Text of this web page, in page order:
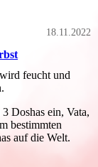
18.11.2022
feucht und
Doshas ein, Vata,
bestimmten
auf die Welt.